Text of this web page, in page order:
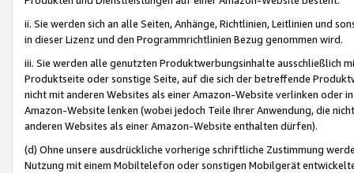
ii. Sie werden sich an alle Seiten, Anhänge, Richtlinien, Leitlinien und
in dieser Lizenz und den Programmrichtlinien Bezug genommen wird.
iii. Sie werden alle genutzten Produktwerbungsinhalte ausschließlich
Produktseite oder sonstige Seite, auf die sich der betreffende
nicht mit anderen Websites als einer Amazon-Website verlinken oder
Amazon-Website lenken (wobei jedoch Teile Ihrer Anwendung, die
anderen Websites als einer Amazon-Website enthalten dürfen).
(d) Ohne unsere ausdrückliche vorherige schriftliche Zustimmung
Nutzung mit einem Mobiltelefon oder sonstigen Mobilgerät